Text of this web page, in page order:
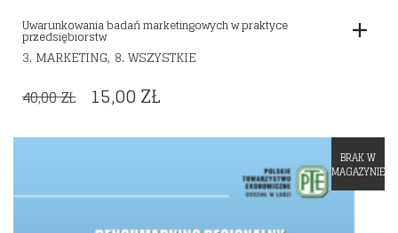
Uwarunkowania badań marketingowych w praktyce
przedsiębiorstw
3. MARKETING, 8. WSZYSTKIE
40,00ZŁ ORIGINAL
WAS:
15,00ZŁCURRENT
IS:
BRAK W
MAGAZYNIE